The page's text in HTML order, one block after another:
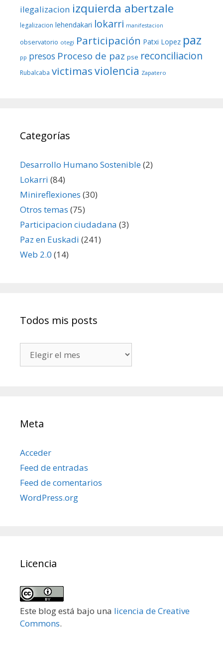
ilegalizacion izquierda abertzale
legalizacion lehendakari lokarri manifestacion
observatorio otegi Participación Patxi Lopez paz
pp presos Proceso de paz pse reconciliacion
Rubalcaba victimasviolencia Zapatero
Categorías
Desarrollo Humano Sostenible(2)
Lokarri (84)
Minireflexiones (30)
Otros temas (75)
Participacion ciudadana (3)
Paz en Euskadi (241)
Web 2.0 (14)
Todos mis posts
mis
Meta
Acceder
Feed de entradas
Feed de comentarios
WordPress.org
Licencia
Este blog está bajo una licencia de Creative
Commons.